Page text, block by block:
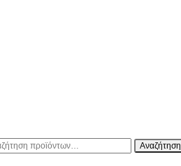
Αναζήτηση